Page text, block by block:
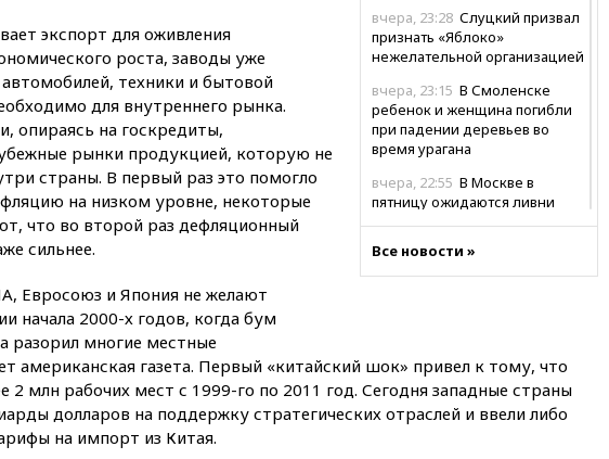
вчера, 23:28 Слуцкий призвал
признать «Яблоко»
нежелательной организацией
вчера, 23:15 В Смоленске
ребенок и женщина погибли
при падении деревьев во
время урагана
вчера, 22:55 В Москве в
пятницу ожидаются ливни
продлил контракт с «Реалом»
до 2032 года
вчера, 22:20
Путин назвал 76-ю
гвардейскую десантно-
штурмовую дивизию
Все новости »
экспорт для оживления
роста, заводы уже
техники и бытовой
для внутреннего рынка.
опираясь на госкредиты,
рынки продукцией, которую не
страны. В первый раз это помогло
на низком уровне, некоторые
что во второй раз дефляционный
сильнее.
Евросоюз и Япония не желают
начала 2000-х годов, когда бум
разорил многие местные
американская газета. Первый «китайский шок» привел к тому, что
2 млн рабочих мест с 1999-го по 2011 год. Сегодня западные страны
долларов на поддержку стратегических отраслей и ввели либо
на импорт из Китая.